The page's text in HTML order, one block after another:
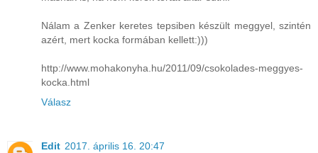
Nálam a Zenker keretes tepsiben készült meggyel, szintén
azért, mert kocka formában kellett:)))
http://www.mohakonyha.hu/2011/09/csokolades-meggyes-
kocka.html
Válasz
Edit 2017. április 16. 20:47